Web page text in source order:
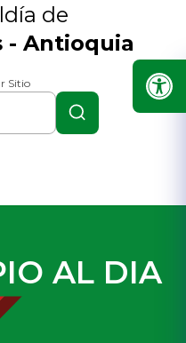
de
- Antioquia
Sitio
AL DIA